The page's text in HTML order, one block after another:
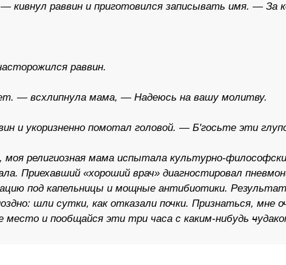
раввин и приготовился записывать имя. — За
раввин.
— всхлипнула мама, — Надеюсь на вашу молитву.
и укоризненно помотал головой. — Б'госьте эти
моя религиозная мама испытала культурно-
Приехавший «хороший врач» диагностировал
под капельницы и мощные антибиотики.
шли сутки, как отказали почки. Признаться, мне
место и пообщайся эти три часа с каким-нибудь ч